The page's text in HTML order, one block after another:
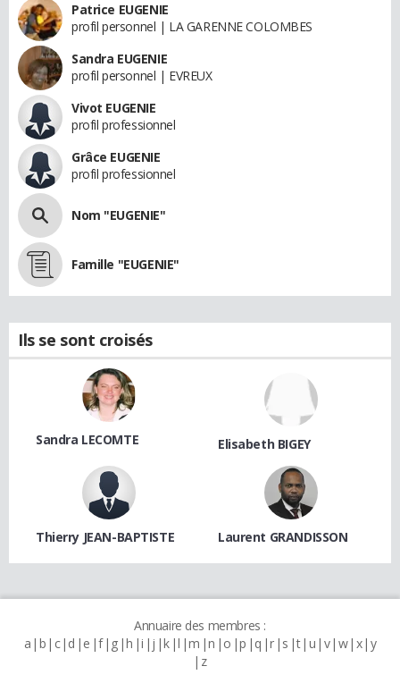
Patrice EUGENIE
profil personnel | LA GARENNE COLOMBES
Sandra EUGENIE
profil personnel | EVREUX
Vivot EUGENIE
profil professionnel
Grâce EUGENIE
profil professionnel
Nom "EUGENIE"
Famille "EUGENIE"
Ils se sont croisés
Sandra LECOMTE Elisabeth BIGEY
Thierry JEAN-BAPTISTE Laurent GRANDISSON
Annuaire des membres :
a b c d e f g h i j k l m n o p q r s t u v w x y
z